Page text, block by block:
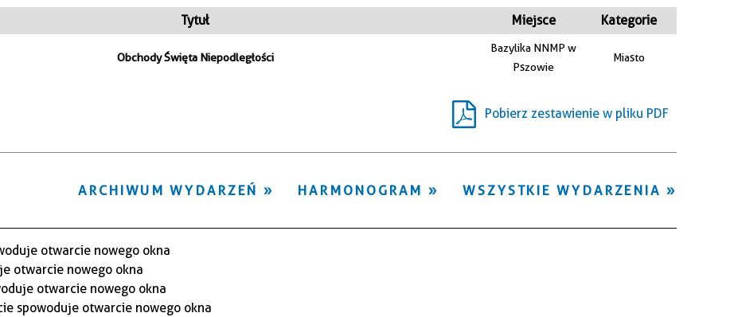
Kategoria
Trwające w
ten
Tytuł Miejsce Kategorie
Obchody Święta Niepodległości
Bazylika NNMP w
Pszowie
Miasto
Pobierz zestawienie w pliku PDF
WSZYSTKIE WYDARZENIA
HARMONOGRAM
ARCHIWUM WYDARZEŃ